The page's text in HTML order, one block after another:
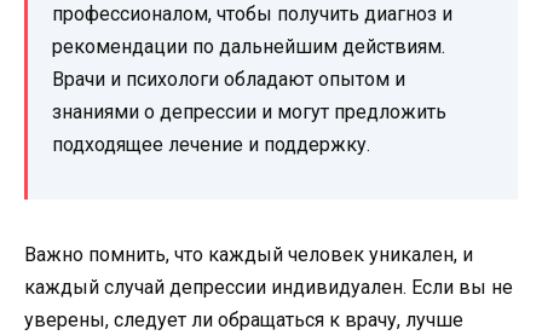
профессионалом, чтобы получить диагноз и
рекомендации по дальнейшим действиям.
Врачи и психологи обладают опытом и
знаниями о депрессии и могут предложить
подходящее лечение и поддержку.
Важно помнить, что каждый человек уникален, и
каждый случай депрессии индивидуален. Если вы не
уверены, следует ли обращаться к врачу, лучше